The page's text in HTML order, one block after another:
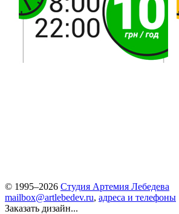
© 1995–2026 Студия Артемия Лебедева
mailbox@artlebedev.ru, адреса и телефоны
Заказать дизайн...